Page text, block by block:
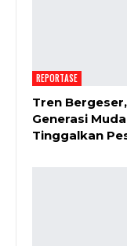
REPORTASE
Tren Bergeser,
Generasi
Tinggalkan